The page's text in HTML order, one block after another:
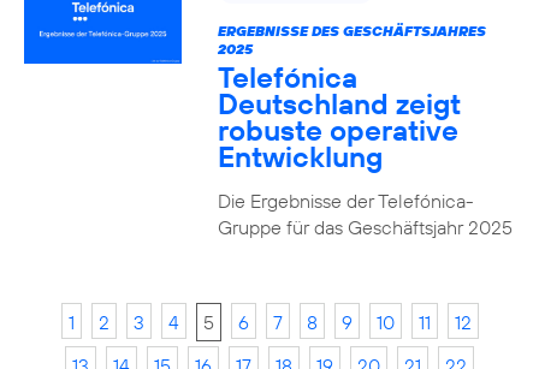
ERGEBNISSE DES GESCHÄFTSJAHRES
2025
Telefónica
Deutschland zeigt
robuste operative
Entwicklung
Die Ergebnisse der Telefónica-
Gruppe für das Geschäftsjahr 2025
1 2 3 4 5 6 7 8 9 10 11
12